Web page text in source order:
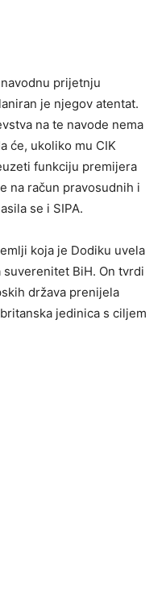
prijetnju
je njegov atentat.
na te navode nema
će, ukoliko mu CIK
funkciju premijera
na račun pravosudnih i
se i SIPA.
koja je Dodiku uvela
BiH. On tvrdi
država prenijela
jedinica s ciljem